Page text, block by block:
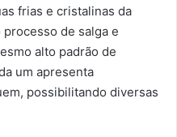
frias e cristalinas da
de salga e
alto padrão de
um apresenta
possibilitando diversas